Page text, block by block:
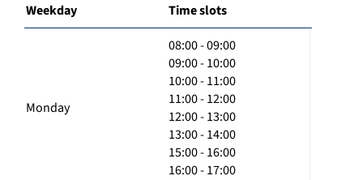
Weekday Time slots
Monday
08:00 - 09:00
09:00 - 10:00
10:00 - 11:00
11:00 - 12:00
12:00 - 13:00
13:00 - 14:00
15:00 - 16:00
16:00 - 17:00